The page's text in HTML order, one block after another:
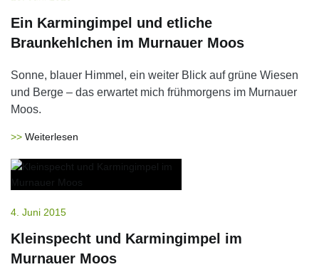
Ein Karmingimpel und etliche
Braunkehlchen im Murnauer Moos
Sonne, blauer Himmel, ein weiter Blick auf grüne Wiesen
und Berge – das erwartet mich frühmorgens im Murnauer
Moos.
Weiterlesen
4. Juni 2015
Kleinspecht und Karmingimpel im
Murnauer Moos